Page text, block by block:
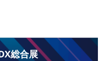
総合展